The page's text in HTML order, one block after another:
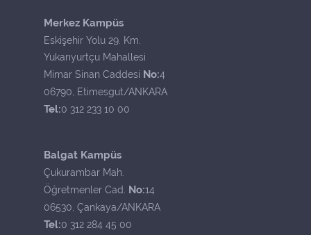
Merkez Kampüs
Eskişehir Yolu 29. Km.
Yukarıyurtçu Mahallesi
Mimar Sinan Caddesi No:4
06790, Etimesgut/ANKARA
Tel:0 312 233 10 00
Balgat Kampüs
Çukurambar Mah.
Öğretmenler Cad. No:14
06530, Çankaya/ANKARA
Tel:0 312 284 45 00